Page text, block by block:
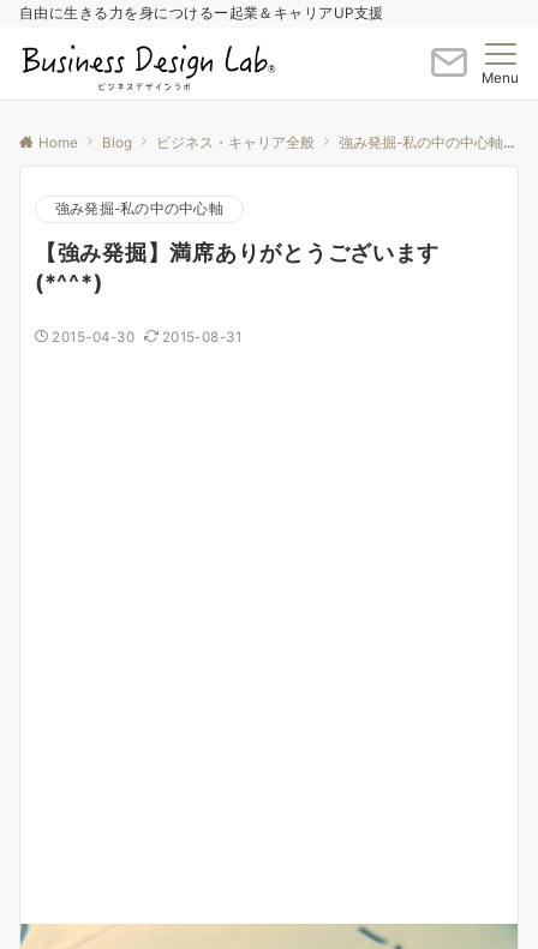
自由に生きる力を身につけるー起業＆キャリアUP支援
Menu
Home Blog ビジネス・キャリア全般 強み発掘-私の中の中心軸
強み発掘-私の中の中心軸
【強み発掘】満席ありがとうございます
(*^^*)
2015-04-30 2015-08-31